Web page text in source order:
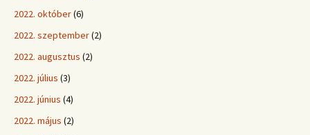
2022. október(6)
2022. szeptember(2)
2022. augusztus (2)
2022. július (3)
2022. június (4)
2022. május (2)